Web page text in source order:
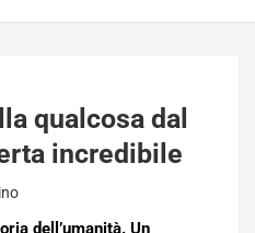
qualcosa dal
incredibile
dell’umanità. Un